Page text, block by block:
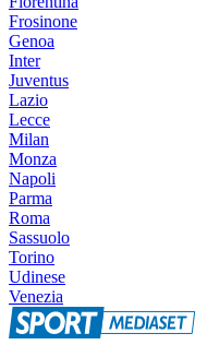
Frosinone
Genoa
Inter
Juventus
Lazio
Lecce
Milan
Monza
Napoli
Parma
Roma
Sassuolo
Torino
Udinese
Venezia